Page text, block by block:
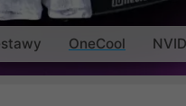
OneCool